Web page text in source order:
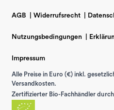
AGB Widerrufsrecht
Nutzungsbedingungen
Impressum
Alle Preise in Euro (€) inkl.
Versandkosten.
Zertifizierter Bio-Fachhändler